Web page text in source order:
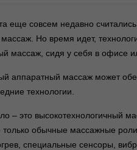
еще совсем недавно
Но время идет,
массаж, сидя у себя в
аппаратный массаж может
технологии.
– это высокотехнологичный
только обычные массажные
специальные сенсоры,